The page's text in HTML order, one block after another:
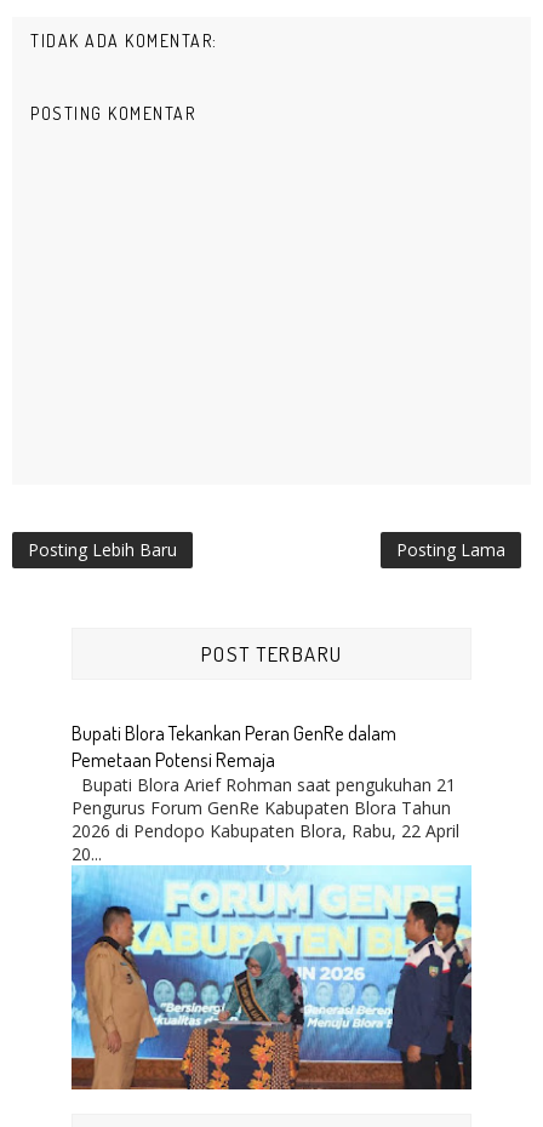
TIDAK ADA KOMENTAR:
POSTING KOMENTAR
Posting Lebih Baru Posting Lama
POST TERBARU
Bupati Blora Tekankan Peran GenRe dalam
Pemetaan Potensi Remaja
Bupati Blora Arief Rohman saat pengukuhan 21
Pengurus Forum GenRe Kabupaten Blora Tahun
2026 di Pendopo Kabupaten Blora, Rabu, 22 April
20...